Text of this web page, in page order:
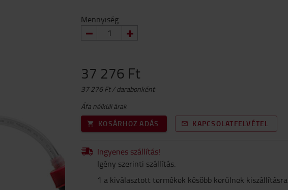
Mennyiség
37 276 Ft
37 276 Ft / darabonként
Áfa nélküli árak
KOSÁRHOZ ADÁS
KAPCSOLATFELVÉTEL
Ingyenes szállítás!
Igény szerinti szállítás.
1 a kiválasztott termékek később kerülnek kiszállításra